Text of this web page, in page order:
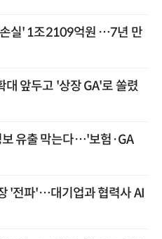
실' 1조2109억원 …7년 만
앞두고 '상장 GA'로 쏠렸
보 유출 막는다…'보험·GA
'전파'…대기업과 협력사 AI